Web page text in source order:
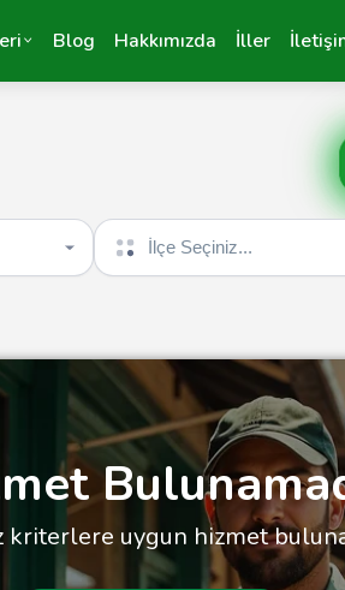
Blog Hakkımızda İller
İlçe seçin
kriterlere uygun hizmet